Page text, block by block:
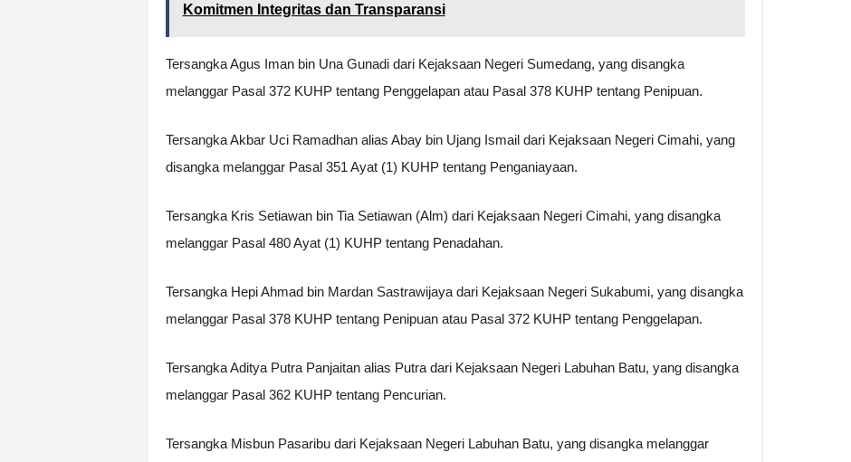
Komitmen Integritas dan Transparansi
Tersangka Agus Iman bin Una Gunadi dari Kejaksaan Negeri Sumedang, yang disangka
melanggar Pasal 372 KUHP tentang Penggelapan atau Pasal 378 KUHP tentang Penipuan.
Tersangka Akbar Uci Ramadhan alias Abay bin Ujang Ismail dari Kejaksaan Negeri Cimahi, yang
disangka melanggar Pasal 351 Ayat (1) KUHP tentang Penganiayaan.
Tersangka Kris Setiawan bin Tia Setiawan (Alm) dari Kejaksaan Negeri Cimahi, yang disangka
melanggar Pasal 480 Ayat (1) KUHP tentang Penadahan.
Tersangka Hepi Ahmad bin Mardan Sastrawijaya dari Kejaksaan Negeri Sukabumi, yang disangka
melanggar Pasal 378 KUHP tentang Penipuan atau Pasal 372 KUHP tentang Penggelapan.
Tersangka Aditya Putra Panjaitan alias Putra dari Kejaksaan Negeri Labuhan Batu, yang disangka
melanggar Pasal 362 KUHP tentang Pencurian.
Tersangka Misbun Pasaribu dari Kejaksaan Negeri Labuhan Batu, yang disangka melanggar